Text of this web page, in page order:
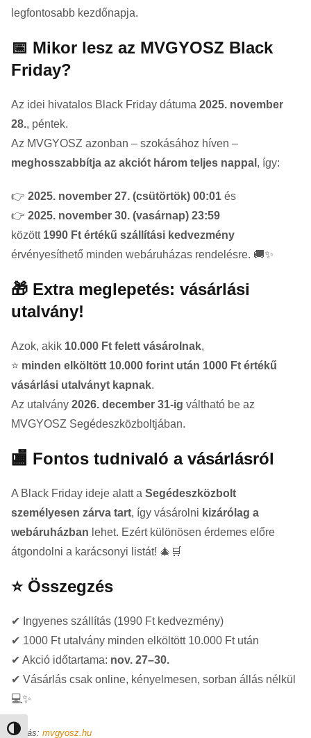
Nagy kontraszt váltása
legfontosabb kezdőnapja.
📅 Mikor lesz az MVGYOSZ Black
Friday?
Az idei hivatalos Black Friday dátuma 2025. november
28., péntek.
Az MVGYOSZ azonban – szokásához híven –
meghosszabbítja az akciót három teljes nappal , így:
👉 2025. november 27. (csütörtök) 00:01 és
👉 2025. november 30. (vasárnap) 23:59
között 1990 Ft értékű szállítási kedvezmény
érvényesíthető minden webáruházas rendelésre. 🚚✨
🎁 Extra meglepetés: vásárlási
utalvány!
Azok, akik 10.000 Ft felett vásárolnak,
⭐ minden elköltött 10.000 forint után 1000 Ft értékű
vásárlási utalványt kapnak.
Az utalvány 2026. december 31-ig váltható be az
MVGYOSZ Segédeszközboltjában.
🏬 Fontos tudnivaló a vásárlásról
A Black Friday ideje alatt a Segédeszközbolt
személyesen zárva tart, így vásárolni kizárólag a
webáruházban lehet. Ezért különösen érdemes előre
átgondolni a karácsonyi listát! 🎄🛒
⭐ Összegzés
✔ Ingyenes szállítás (1990 Ft kedvezmény)
✔ 1000 Ft utalvány minden elköltött 10.000 Ft után
✔ Akció időtartama: nov. 27–30.
✔ Vásárlás csak online, kényelmesen, sorban állás nélkül
💻✨
Forrás: mvgyosz.hu